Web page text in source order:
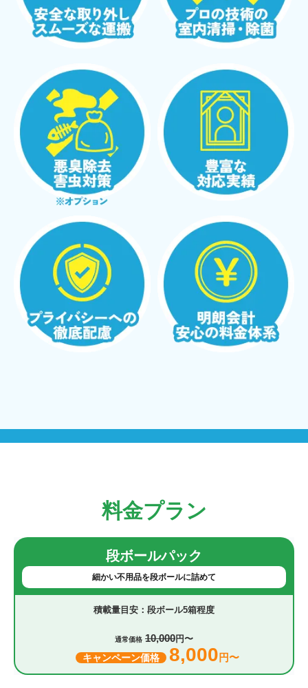
料金プラン
段ボールパック
細かい不用品を段ボールに詰めて
段ボール5箱程度
通常価格 10,000円〜
キャンペーン価格 8,000 円〜